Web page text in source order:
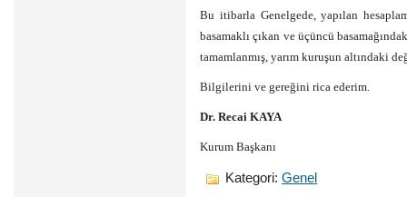
Bu itibarla Genelgede, yapılan
basamaklı çıkan ve üçüncü
tamamlanmış, yarım kuruşun altındaki
Bilgilerini ve gereğini rica ederim.
Dr. Recai KAYA
Kurum Başkanı
Kategori: Genel